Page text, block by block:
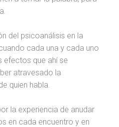
del psicoanálisis en la
cada una y cada uno
efectos que ahí se
atravesado la
quien habla.
la experiencia de anudar
en cada encuentro y en